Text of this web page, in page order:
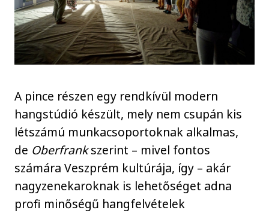
A pince részen egy rendkívül modern
hangstúdió készült, mely nem csupán kis
létszámú munkacsoportoknak alkalmas,
de Oberfrankszerint – mivel fontos
számára Veszprém kultúrája, így – akár
nagyzenekaroknak is lehetőséget adna
profi minőségű hangfelvételek